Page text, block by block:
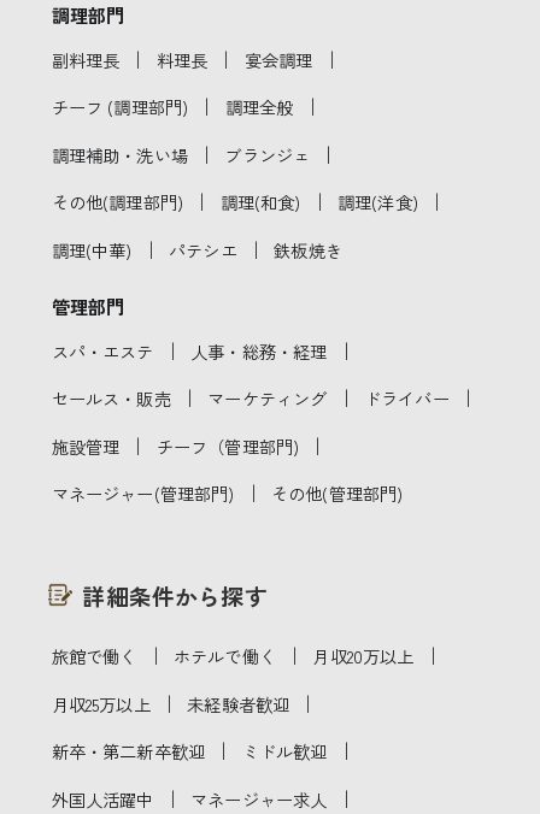
調理部門
副料理長 ｜ 料理長 ｜ 宴会調理 ｜
チーフ (調理部門) ｜ 調理全般 ｜
調理補助・洗い場 ｜ ブランジェ ｜
その他(調理部門) ｜ 調理(和食) ｜ 調理(洋食) ｜
調理(中華) ｜ パテシエ ｜ 鉄板焼き
管理部門
スパ・エステ ｜ 人事・総務・経理 ｜
セールス・販売 ｜ マーケティング ｜ ドライバー ｜
施設管理 ｜ チーフ（管理部門) ｜
マネージャー(管理部門) ｜ その他(管理部門)
詳細条件から探す
旅館で働く ｜ ホテルで働く ｜ 月収20万以上 ｜
月収25万以上 ｜ 未経験者歓迎 ｜
新卒・第二新卒歓迎 ｜ ミドル歓迎 ｜
外国人活躍中 ｜ マネージャー求人 ｜